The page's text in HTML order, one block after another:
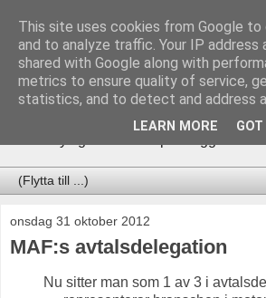
Bloggen Ulrik
Ulrix
______________________________
onsdag 31 oktober 2012
MAF:s avtalsdelegation
Nu sitter man som 1 av 3 i
This site uses cookies from Google
and to analyze traffic. Your IP address
shared with Google along with
metrics to ensure quality of service,
statistics, and to detect and address
LEARN MORE